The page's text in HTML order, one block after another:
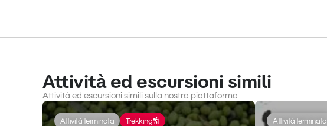
Attività ed escursioni simili
Attività ed escursioni simili sulla nostra piattaforma
Attività terminata Trekking Attività terminata